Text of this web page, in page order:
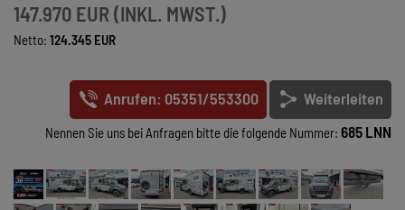
MARKENWELT
KONTAKT
147.970 EUR (INKL. MWST.)
Netto: 124.345 EUR
Anrufen: 05351/553300 Weiterleiten
Nennen Sie uns bei Anfragen bitte die folgende Nummer: 685 LNN